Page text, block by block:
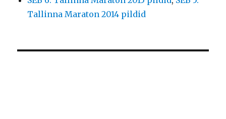
Tallinna Maraton 2014 pildid